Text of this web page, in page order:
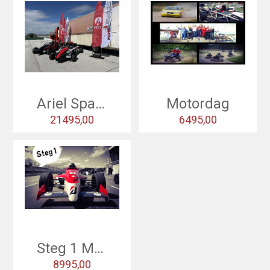
Ariel Spanien
21495,00
Motordag
6495,00
Steg 1 Mantorp Park
8995,00